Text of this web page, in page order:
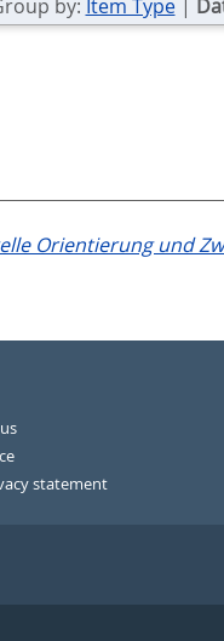
by: Item Type|
Orientierung und
statement